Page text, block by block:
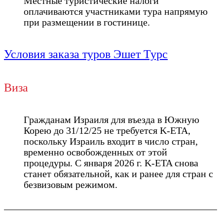
оплачиваются участниками тура напрямую
при размещении в гостинице.
Условия заказа туров Эшет Турс
Виза
Гражданам Израиля для въезда в Южную
Корею до 31/12/25 не требуется K-ETA,
поскольку Израиль входит в число стран,
временно освобожденных от этой
процедуры. С января 2026 г. K-ETA снова
станет обязательной, как и ранее для стран с
безвизовым режимом.